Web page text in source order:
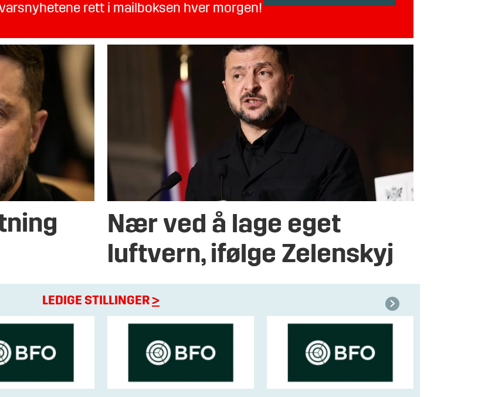
rett i mailboksen hver morgen!
Nær ved å lage eget
luftvern, ifølge Zelenskyj
LEDIGE STILLINGER>